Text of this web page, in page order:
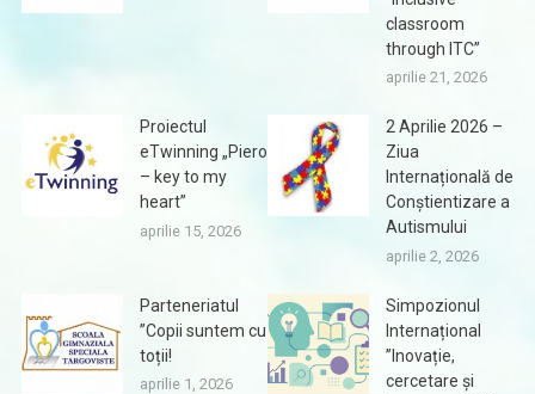
classroom
through ITC”
aprilie 21, 2026
Proiectul
eTwinning „Piero
– key to my
heart”
aprilie 15, 2026
2 Aprilie 2026 –
Ziua
Internațională de
Conștientizare a
Autismului
aprilie 2, 2026
Parteneriatul
”Copii suntem cu
toții!
aprilie 1, 2026
Simpozionul
Internațional
”Inovație,
cercetare și